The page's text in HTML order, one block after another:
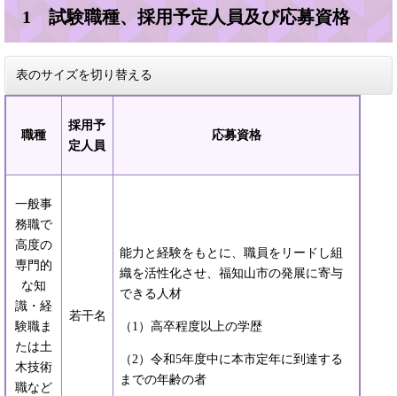
1 試験職種、採用予定人員及び応募資格
表のサイズを切り替える
職種
採用予
定人員
応募資格
一般事
務職で
高度の
専門的
な知
識・経
験職ま
たは土
木技術
職など
若干名
能力と経験をもとに、職員をリードし組
織を活性化させ、福知山市の発展に寄与
できる人材
（1）高卒程度以上の学歴
（2）令和5年度中に本市定年に到達する
までの年齢の者